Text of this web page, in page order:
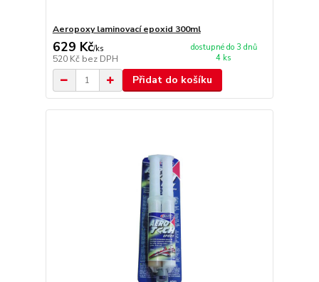
Aeropoxy laminovací epoxid 300ml
629 Kč/ks
520 Kč bez DPH
dostupné do 3 dnů
4 ks
Přidat do košíku